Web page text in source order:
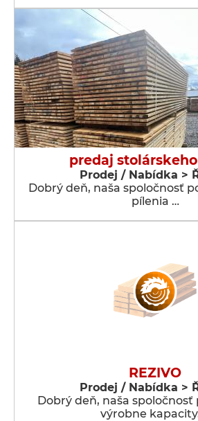
predaj
Prodej / Nabídka >
Dobrý deň, naša spoločnosť
pílenia …
REZIVO
Prodej / Nabídka >
Dobrý deň, naša spoločnosť
výrobne